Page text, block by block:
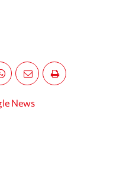
News